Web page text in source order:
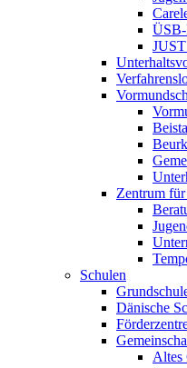
Zentrum
Schulen
Dänische
Altes